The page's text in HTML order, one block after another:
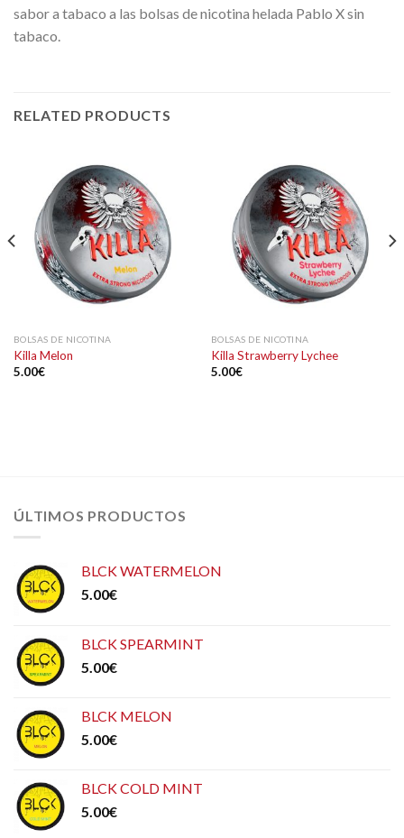
sabor a tabaco a las bolsas de nicotina helada Pablo X sin
tabaco.
RELATED PRODUCTS
BOLSAS DE NICOTINA
Killa Melon
5.00€
BOLSAS DE NICOTINA
Killa Strawberry Lychee
5.00€
ÚLTIMOS PRODUCTOS
BLCK WATERMELON
5.00€
BLCK SPEARMINT
5.00€
BLCK MELON
5.00€
BLCK COLD MINT
5.00€